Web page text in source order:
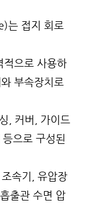
는 접지 회로
적으로 사용하
부속장치로
, 커버, 가이드
으로 구성된
속기, 유압장
출관 수면 압